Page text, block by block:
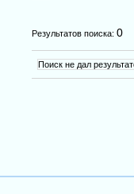
Результатов поиска: 0
Поиск не дал